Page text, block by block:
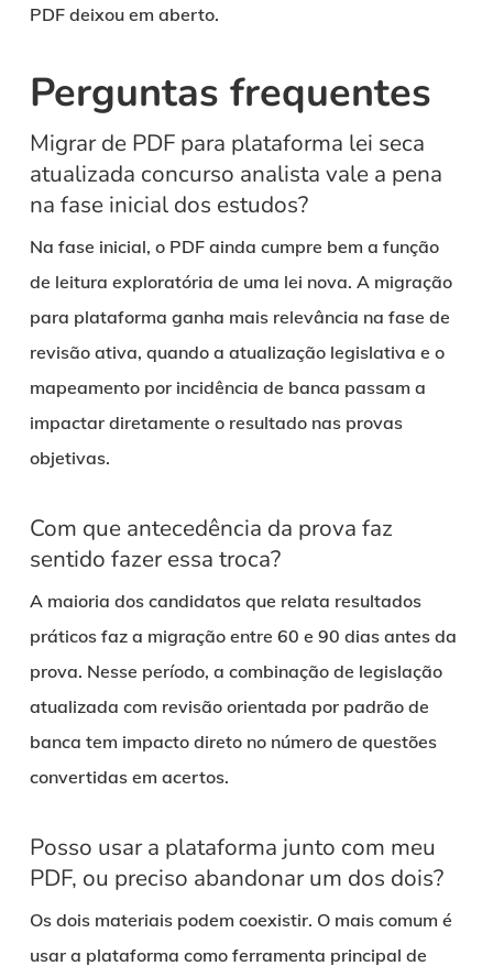
PDF deixou em aberto.
Perguntas frequentes
Migrar de PDF para plataforma lei seca
atualizada concurso analista vale a pena
na fase inicial dos estudos?
Na fase inicial, o PDF ainda cumpre bem a função
de leitura exploratória de uma lei nova. A migração
para plataforma ganha mais relevância na fase de
revisão ativa, quando a atualização legislativa e o
mapeamento por incidência de banca passam a
impactar diretamente o resultado nas provas
objetivas.
Com que antecedência da prova faz
sentido fazer essa troca?
A maioria dos candidatos que relata resultados
práticos faz a migração entre 60 e 90 dias antes da
prova. Nesse período, a combinação de legislação
atualizada com revisão orientada por padrão de
banca tem impacto direto no número de questões
convertidas em acertos.
Posso usar a plataforma junto com meu
PDF, ou preciso abandonar um dos dois?
Os dois materiais podem coexistir. O mais comum é
usar a plataforma como ferramenta principal de